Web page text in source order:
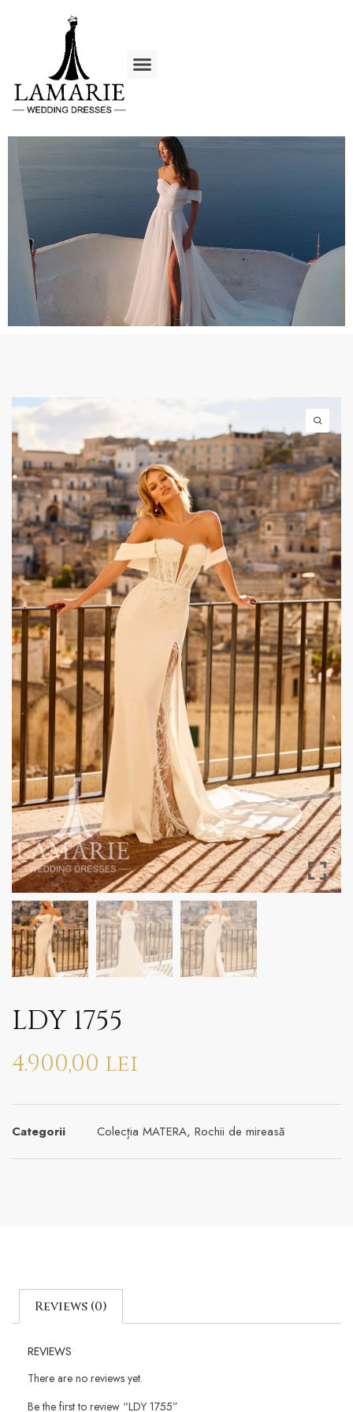
LDY 1755
4.900,00 lei
Categorii Colecția MATERA, Rochii de mireasă
Reviews (0)
REVIEWS
There are no reviews yet.
Be the first to review “LDY 1755”